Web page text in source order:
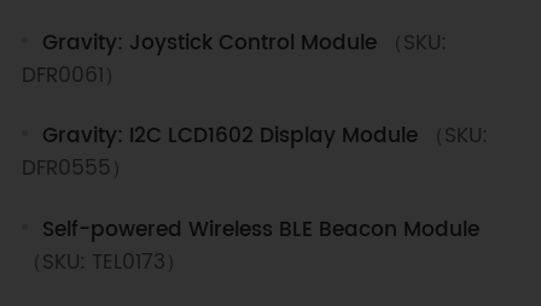
Gravity: Joystick Control Module （SKU:
DFR0061）
Gravity: I2C LCD1602 Display Module （SKU:
DFR0555）
Self-powered Wireless BLE Beacon Module
（SKU: TEL0173）